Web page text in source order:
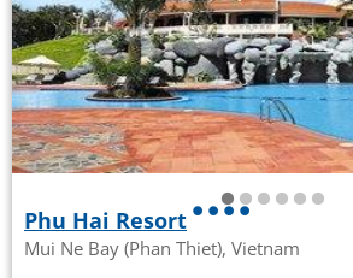
Phu Hai Resort
Mui Ne Bay (Phan Thiet), Vietnam